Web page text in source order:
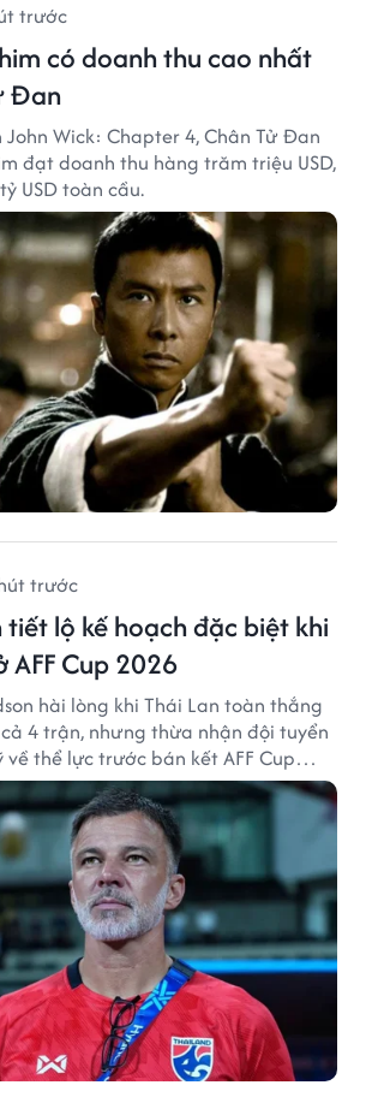
trước
có doanh thu cao nhất
Đan
John Wick: Chapter 4, Chân Tử Đan
đạt doanh thu hàng trăm triệu USD,
USD toàn cầu.
trước
tiết lộ kế hoạch đặc biệt khi
Cup 2026
hài lòng khi Thái Lan toàn thắng
4 trận, nhưng thừa nhận đội tuyển
thể lực trước bán kết AFF Cup